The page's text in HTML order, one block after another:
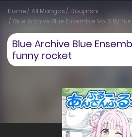
Home All Mangas
Doujinshi
Blue Archive Blue Ensemble Vol.3 By
Blue Archive Blue
funny rocket